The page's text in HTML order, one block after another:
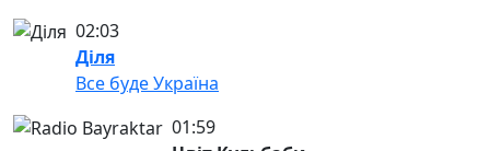
02:03
Діля
Все буде Україна
01:59